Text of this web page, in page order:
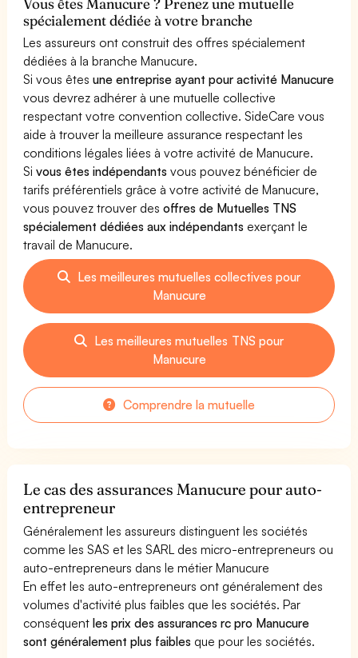
spécialement dédiée à votre branche
Les assureurs ont construit des offres spécialement
dédiées à la branche Manucure.
Si vous êtesune entreprise ayant pour activité Manucure
vous devrez adhérer à une mutuelle collective
respectant votre convention collective. SideCare vous
aide à trouver la meilleure assurance respectant les
conditions légales liées à votre activité de Manucure.
Sivous êtes indépendants vous pouvez bénéficier de
tarifs préférentiels grâce à votre activité de Manucure,
vous pouvez trouver desoffres de Mutuelles TNS
spécialement dédiées aux indépendants exerçant le
travail de Manucure.
Les meilleures mutuelles collectives pour
Manucure
Les meilleures mutuelles TNS pour
Manucure
Comprendre la mutuelle
Le cas des assurances Manucure pour auto-
entrepreneur
Généralement les assureurs distinguent les sociétés
comme les SAS et les SARL des micro-entrepreneurs ou
auto-entrepreneurs dans le métier Manucure
En effet les auto-entrepreneurs ont généralement des
volumes d'activité plus faibles que les sociétés. Par
conséquentles prix des assurances rc pro Manucure
sont généralement plus faibles que pour les sociétés.